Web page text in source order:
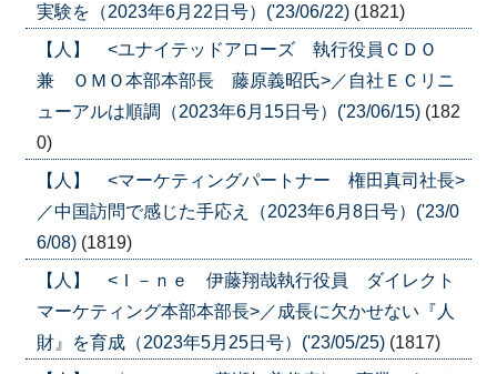
実験を（2023年6月22日号）('23/06/22) (1821)
【人】 <ユナイテッドアローズ 執行役員ＣＤＯ
兼 ＯＭＯ本部本部長 藤原義昭氏>／自社ＥＣリニ
ューアルは順調（2023年6月15日号）('23/06/15) (182
0)
【人】 <マーケティングパートナー 権田真司社長>
／中国訪問で感じた手応え（2023年6月8日号）('23/0
6/08) (1819)
【人】 <Ｉ－ｎｅ 伊藤翔哉執行役員 ダイレクト
マーケティング本部本部長>／成長に欠かせない『人
財』を育成（2023年5月25日号）('23/05/25) (1817)